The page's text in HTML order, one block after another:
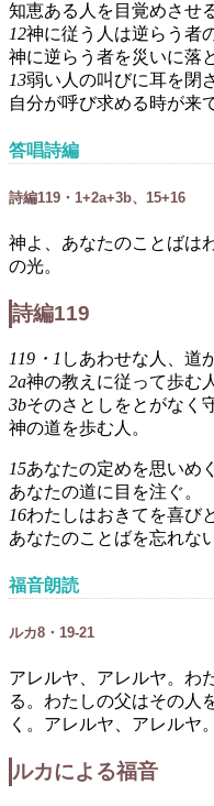
知恵ある人を目覚めさせ
12神に従う人は逆らう者
神に逆らう者を災いに落
13弱い人の叫びに耳を閉
自分が呼び求める時が来
答唱詩編
詩編119・1+2a+3b、15+16
神よ、あなたのことばは
の光。
詩編119
119・1 しあわせな人、道
2a神の教えに従って歩む人
3bそのさとしをとがなく
神の道を歩む人。
15あなたの定めを思いめ
あなたの道に目を注ぐ。
16わたしはおきてを喜び
あなたのことばを忘れな
福音朗読
ルカ8・19-21
アレルヤ、アレルヤ。わ
る。わたしの父はその人
く。アレルヤ、アレルヤ。
ルカによる福音